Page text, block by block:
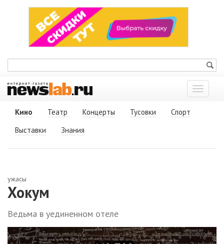
Показать
меню
Кино
Театр Концерты Тусовки
Спорт
Выставки
Знания
ужасы
Хокум
Ведьма в уединенном отеле